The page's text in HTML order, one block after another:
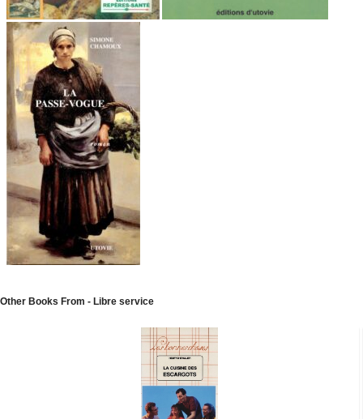
Other Books From - Libre service